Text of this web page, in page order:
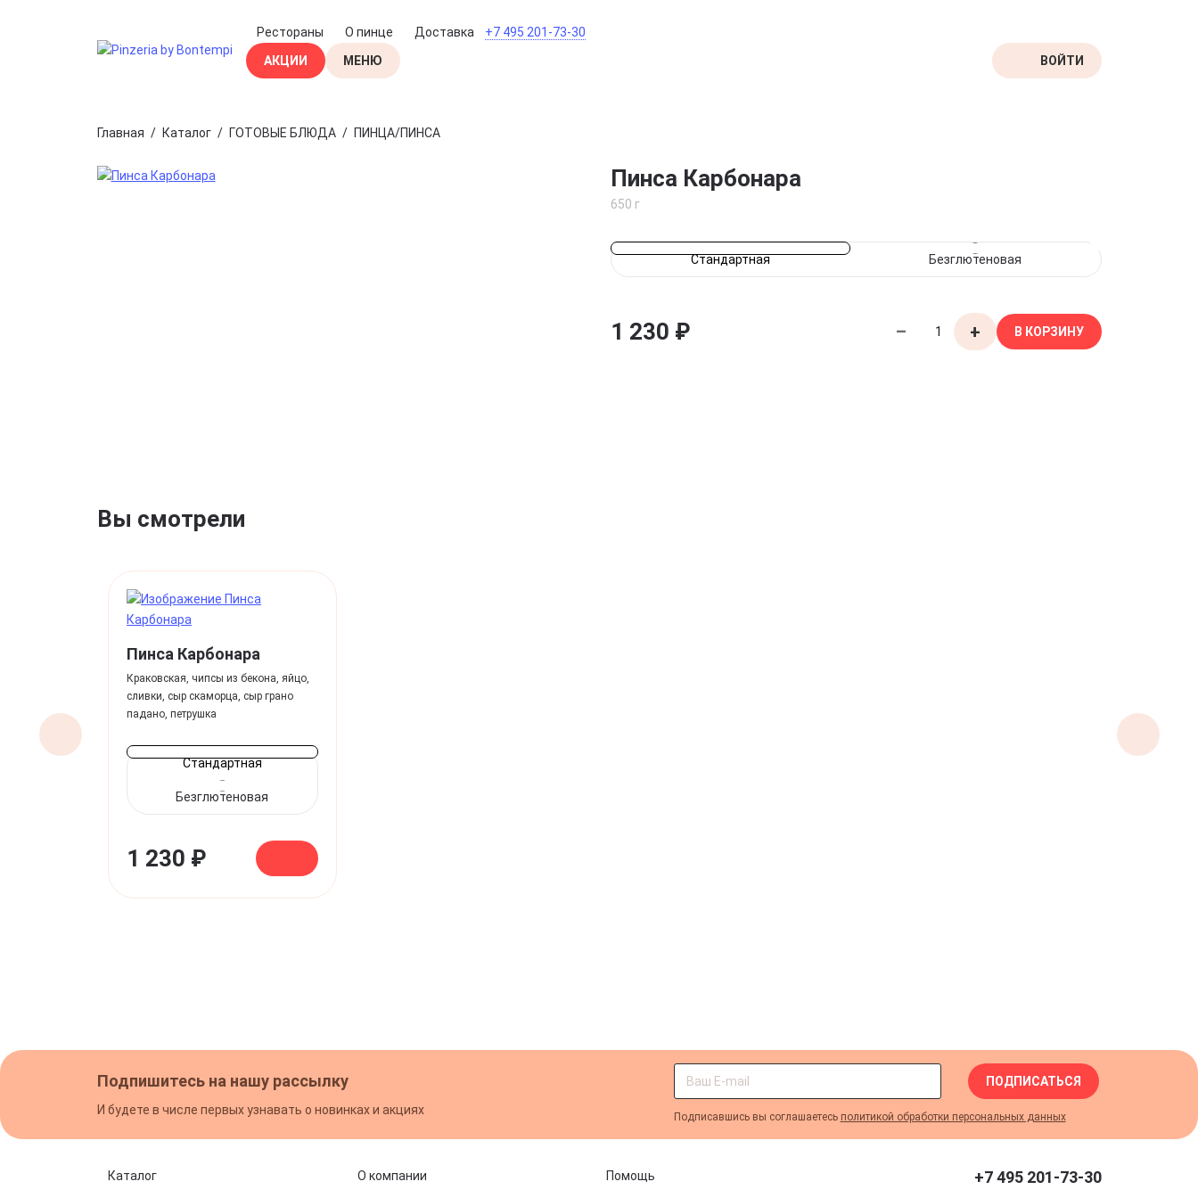
Рестораны О пинце Доставка
+7 495 201-73-30
АКЦИИ
МЕНЮ
БЕЗ ГЛЮТЕНА
ВОЙТИ
Главная / Каталог / ГОТОВЫЕ БЛЮДА / ПИНЦА/ПИНСА
Пинса Карбонара
650 г
Стандартная Безглютеновая
1 230 ₽ – + В КОРЗИНУ
Вы смотрели
Пинса Карбонара
Краковская, чипсы из бекона, яйцо,
сливки, сыр скаморца, сыр грано
падано, петрушка
Стандартная
Безглютеновая
1 230 ₽
Подпишитесь на нашу рассылку
И будете в числе первых узнавать о новинках и акциях
ПОДПИСАТЬСЯ
Подписавшись вы соглашаетесь политикой обработки персональных данных
Каталог О компании Помощь +7 495 201-73-30